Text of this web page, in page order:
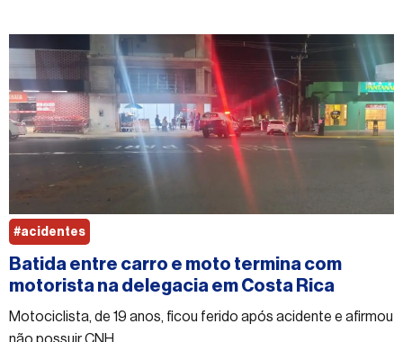
Batida entre carro e moto termina com
motorista na delegacia em Costa Rica
Motociclista, de 19 anos, ficou ferido após acidente e afirmou
não possuir CNH
#acidentes